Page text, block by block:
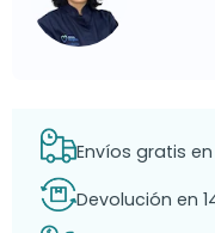
Envíos gratis
Devolución en